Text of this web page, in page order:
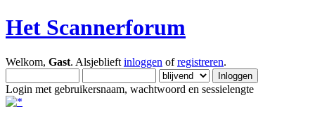
Het Scannerforum
Welkom, Gast. Alsjeblieft inloggen ofregistreren.
Login met gebruikersnaam, wachtwoord en sessielengte